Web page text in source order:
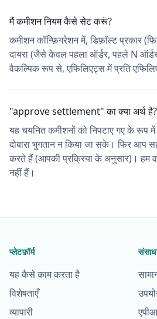
मैं कमीशन नियम कैसे सेट करूं?
कमीशन कॉन्फ़िगरेशन में, डिफ़ॉल्ट प्रकार
दायरा (जैसे केवल पहला ऑर्डर, पहले N
वैकल्पिक रूप से, एफिलिएट्स में प्रति
"approve settlement" का क्या अर्थ है?
यह चयनित कमीशनों को निपटाए गए के रूप में
दोबारा भुगतान न किया जा सके। फिर आप
करते हैं (आपकी प्रक्रिया के अनुसार)। हम
नहीं हैं।
प्लेटफ़ॉर्म
यह कैसे काम करता है
विशेषताएँ
व्यापारी